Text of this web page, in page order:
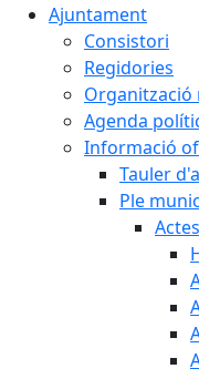
Ajuntament
Consistori
Regidories
Organització
Agenda
Informació
Tauler
Ple
Actes